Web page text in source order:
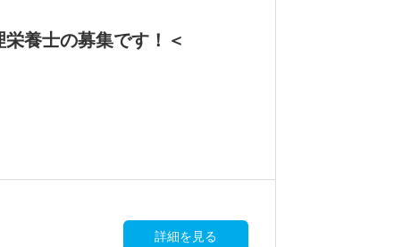
養士の募集です！＜
詳細を見る